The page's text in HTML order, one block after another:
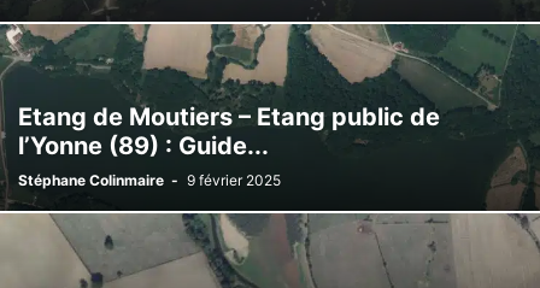
Etang de Moutiers – Etang public de
l’Yonne (89) : Guide...
Stéphane Colinmaire - 9 février 2025